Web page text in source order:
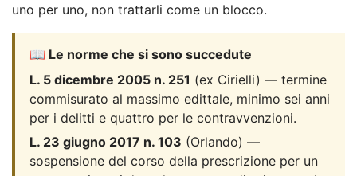
uno per uno, non trattarli come un blocco.
📖 Le norme che si sono succedute
L. 5 dicembre 2005 n. 251 (ex Cirielli) — termine
commisurato al massimo edittale, minimo sei anni
per i delitti e quattro per le contravvenzioni.
L. 23 giugno 2017 n. 103 (Orlando) —
sospensione del corso della prescrizione per un